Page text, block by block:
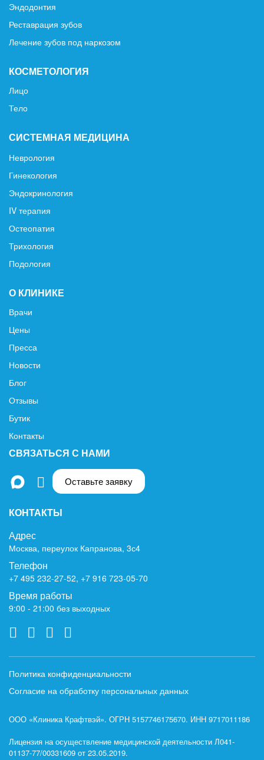
Эндодонтия
Реставрация зубов
Лечение зубов под наркозом
КОСМЕТОЛОГИЯ
Лицо
Тело
СИСТЕМНАЯ МЕДИЦИНА
Неврология
Гинекология
Эндокринология
IV терапия
Остеопатия
Трихология
Подология
О КЛИНИКЕ
Врачи
Цены
Пресса
Новости
Блог
Отзывы
Бутик
Контакты
СВЯЗАТЬСЯ С НАМИ
Оставьте заявку
КОНТАКТЫ
Адрес
Москва, переулок Капранова, 3с4
Телефон
+7 495 232-27-52, +7 916 723-05-70
Время работы
9:00 - 21:00 без выходных
Политика конфиденциальности
Согласие на обработку персональных данных
ООО «Клиника Крафтвэй». ОГРН 5157746175670. ИНН 9717011186
Лицензия на осуществление медицинской деятельности Л041-
01137-77/00331609 от 23.05.2019.